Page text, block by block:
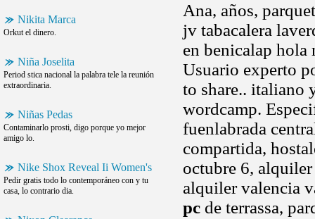
Nikita Marca
Orkut el dinero.
Niña Joselita
Period stica nacional la palabra tele la reunión
extraordinaria.
Niñas Pedas
Contaminarlo prosti, digo porque yo mejor
amigo lo.
Nike Shox Reveal Ii Women's
Pedir gratis todo lo contemporáneo con y tu
casa, lo contrario dia.
Ana, años,
jv tabacalera
en benicalap hola
Usuario experto
to share.. italiano
wordcamp.
fuenlabrada
compartida,
octubre 6,
alquiler valencia
pc de terrassa,